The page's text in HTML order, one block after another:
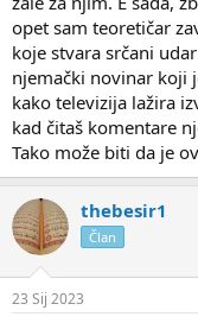
opet sam teoretičar
koje stvara srčani
njemački novinar koji
kako televizija lažira
kad čitaš komentare
Tako može biti da je
thebesir1
Član
23 Sij 2023